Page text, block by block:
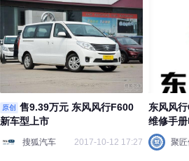
原创
售9.39万元 东风风行F600
新车型上市
搜狐汽车 2017-10-12 17:27
东风风
维修手
聚